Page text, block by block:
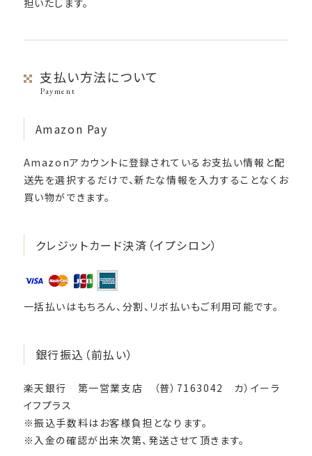
担いたします。
支払い方法について
Payment
Amazon Pay
Amazonアカウントに登録されているお支払い情報と配
送先を選択するだけで、新たな情報を入力することなくお
買い物ができます。
クレジットカード決済（イプシロン）
一括払いはもちろん、分割、リボ払いもご利用可能です。
銀行振込（前払い）
楽天銀行 第一営業支店 （普）7163042 カ）イーラ
イフプラス
※振込手数料はお客様負担となります。
※入金の確認が出来次第、発送させて頂きます。